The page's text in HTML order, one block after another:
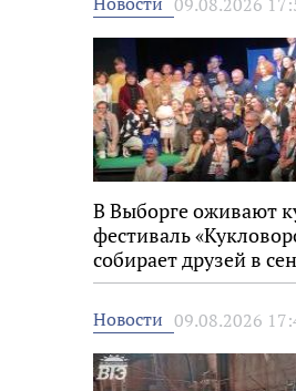
В Выборге оживают
фестиваль
собирает друзей в
Новости 09.08.2026